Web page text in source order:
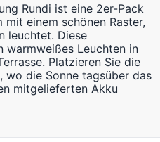
Rundi ist eine 2er-Pack
einem schönen Raster,
leuchtet. Diese
warmweißes Leuchten in
Platzieren Sie die
wo die Sonne tagsüber das
mitgelieferten Akku